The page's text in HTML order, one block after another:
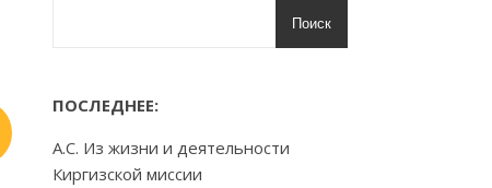
Поиск
ПОСЛЕДНЕЕ:
А.С. Из жизни и деятельности
Киргизской миссии